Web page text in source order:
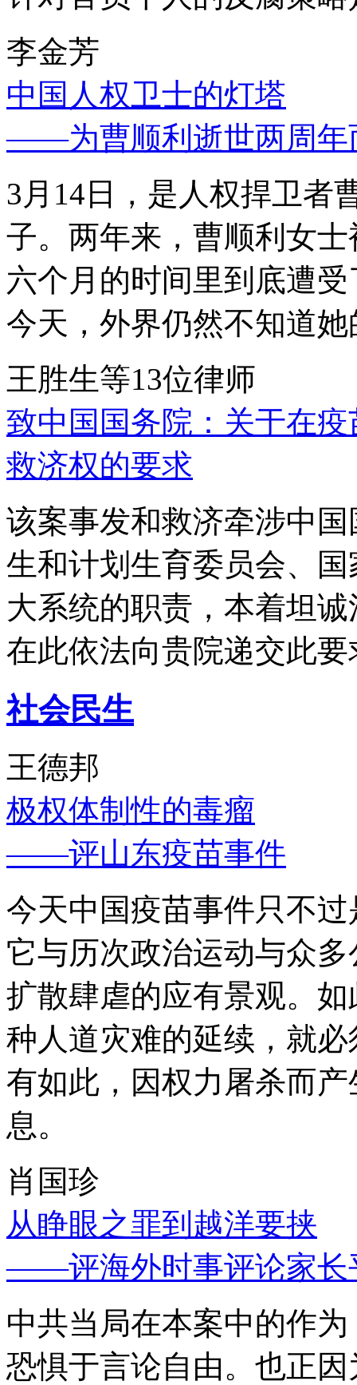
李金芳
中国人权卫士的灯塔
——为曹顺利逝世两周年
3月14日，是人权捍卫者
子。两年来，曹顺利女
六个月的时间里到底遭
今天，外界仍然不知道
王胜生等13位律师
致中国国务院：关于在
救济权的要求
该案事发和救济牵涉中
生和计划生育委员会、
大系统的职责，本着坦
在此依法向贵院递交此要
社会民生
王德邦
极权体制性的毒瘤
——评山东疫苗事件
今天中国疫苗事件只不
它与历次政治运动与众
扩散肆虐的应有景观。
种人道灾难的延续，就
有如此，因权力屠杀而
息。
肖国珍
从睁眼之罪到越洋要挟
——评海外时事评论家长
中共当局在本案中的作
恐惧于言论自由。也正